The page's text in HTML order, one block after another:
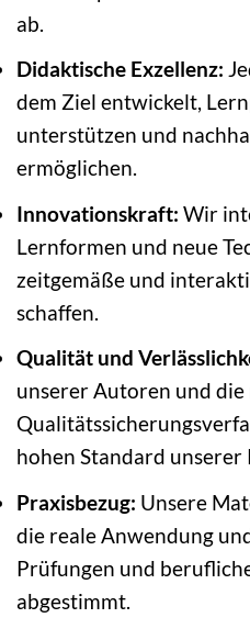
ab.
Didaktische Exzellenz:
dem Ziel entwickelt,
unterstützen und
ermöglichen.
Innovationskraft: Wir
Lernformen und neue
zeitgemäße und
schaffen.
Qualität und
unserer Autoren und
hohen Standard
Praxisbezug: Unsere
die reale Anwendung
Prüfungen und
abgestimmt.